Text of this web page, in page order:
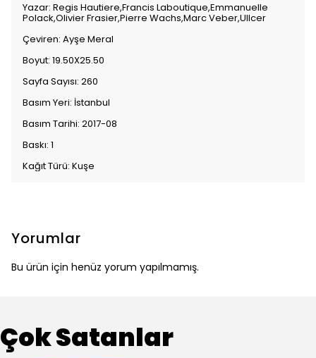
Yazar: Regis Hautiere,Francis Laboutique,Emmanuelle
Polack,Olivier Frasier,Pierre Wachs,Marc Veber,Ullcer
Çeviren: Ayşe Meral
Boyut: 19.50X25.50
Sayfa Sayısı: 260
Basım Yeri: İstanbul
Basım Tarihi: 2017-08
Baskı: 1
Kağıt Türü: Kuşe
Yorumlar
Bu ürün için henüz yorum yapılmamış.
Çok Satanlar